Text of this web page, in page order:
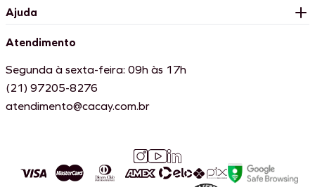
Ajuda
Atendimento
Segunda à sexta-feira: 09h às 17h
(21) 97205-8276
atendimento@cacay.com.br